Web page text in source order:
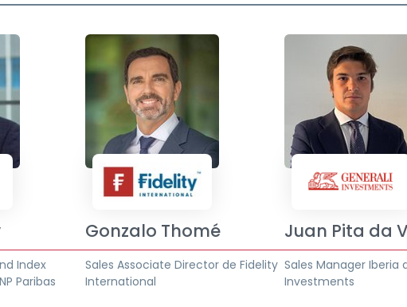
Index
Paribas
Gonzalo Thomé
Sales Associate Director de Fidelity
International
Juan Pita da
Sales Manager Iberia
Investments